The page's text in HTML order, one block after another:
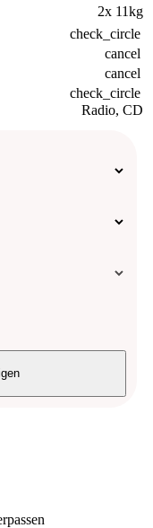
2x 11kg
check_circle
cancel
cancel
check_circle
Radio, CD